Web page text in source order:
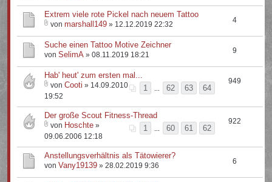
Extrem viele rote Pickel nach neuem Tattoo
vonmarshall149 » 12.12.2019 22:32 4
Suche einen Tattoo Motive Zeichner
vonSelimA » 08.11.2019 18:21 9
Hab' heut' zum ersten mal...
1
62 63 64
vonCooti » 14.09.2010
19:52
949
Der große Scout Fitness-Thread
1
60 61 62
von Hoschte »
09.06.2006 12:18
922
Anstellungsverhältnis als Tätowierer?
vonVany19139 » 28.02.2019 9:36 6